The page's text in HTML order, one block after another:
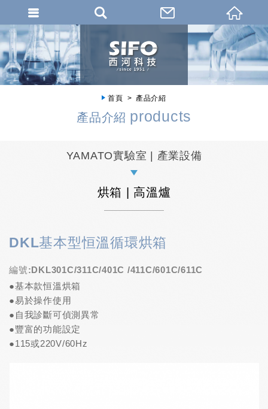
首頁 產品介紹
產品介紹 products
YAMATO實驗室 | 產業設備
烘箱 | 高溫爐
DKL基本型恒溫循環烘箱
編號:DKL301C/311C/401C /411C/601C/611C
●基本款恒溫烘箱
●易於操作使用
●自我診斷可偵測異常
●豐富的功能設定
●115或220V/60Hz